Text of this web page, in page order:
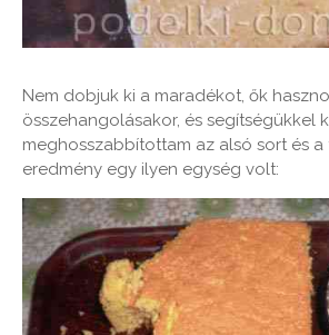
Nem dobjuk ki a maradékot, ők
összehangolásakor, és segítségükkel
meghosszabbítottam az alsó sort és a
eredmény egy ilyen egység volt: